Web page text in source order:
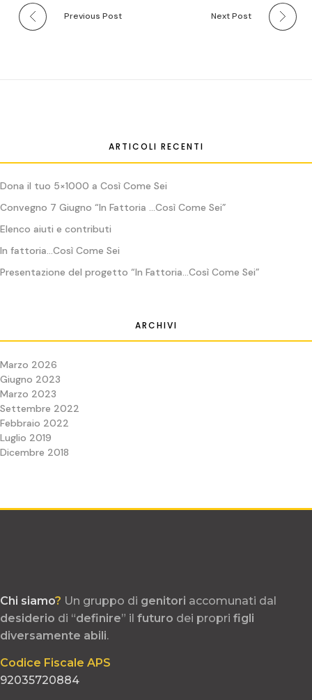
Previous Post Next Post
ARTICOLI RECENTI
Dona il tuo 5×1000 a Così Come Sei
Convegno 7 Giugno “In Fattoria …Così Come Sei”
Elenco aiuti e contributi
In fattoria…Così Come Sei
Presentazione del progetto “In Fattoria…Così Come Sei”
ARCHIVI
Marzo 2026
Giugno 2023
Marzo 2023
Settembre 2022
Febbraio 2022
Luglio 2019
Dicembre 2018
Chi siamo? Un gruppo di genitori accomunati dal
desiderio di “definire” il futuro dei propri figli
diversamente abili.
Codice Fiscale APS
92035720884